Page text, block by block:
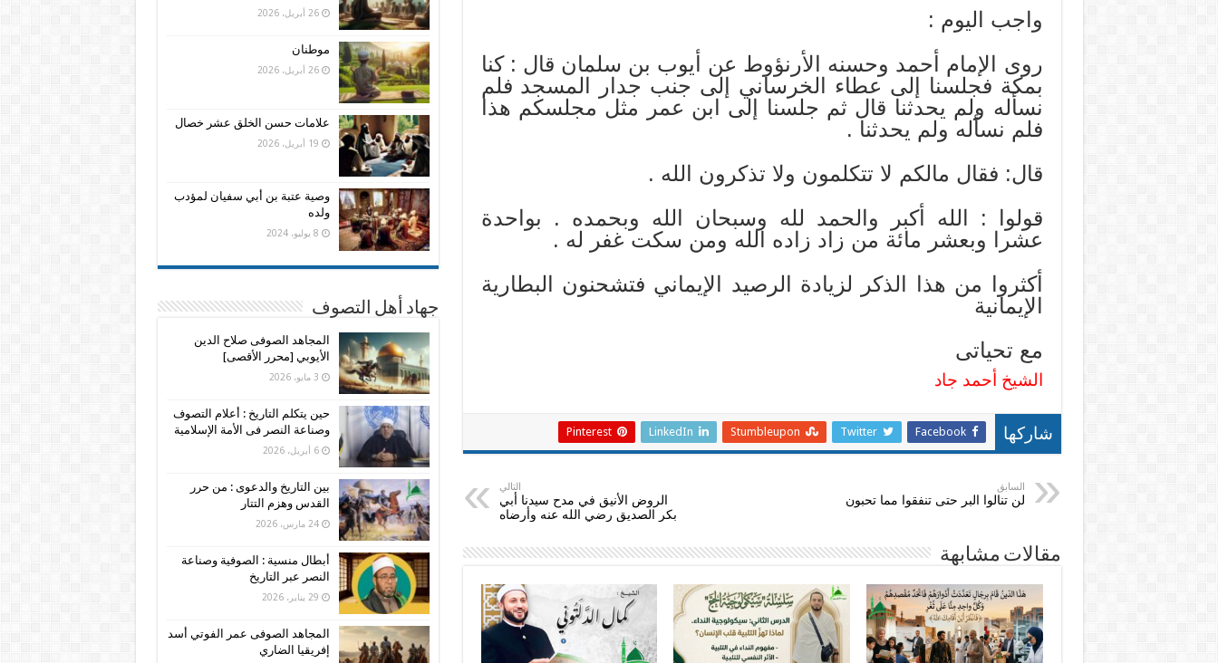
واجب اليوم :
روى الإمام أحمد وحسنه الأرنؤوط عن أيوب بن سلمان قال : كنا
بمكة فجلسنا إلى عطاء الخرساني إلى جنب جدار المسجد فلم
نسأله ولم يحدثنا قال ثم جلسنا إلى ابن عمر مثل مجلسكم هذا
فلم نسأله ولم يحدثنا .
قال: فقال مالكم لا تتكلمون ولا تذكرون الله .
قولوا : الله أكبر والحمد لله وسبحان الله وبحمده . بواحدة
عشرا وبعشر مائة من زاد زاده الله ومن سكت غفر له .
أكثروا من هذا الذكر لزيادة الرصيد الإيماني فتشحنون البطارية
الإيمانية
مع تحياتى
الشيخ أحمد جاد
شاركها Facebook
Twitter
Stumbleupon
LinkedIn
Pinterest
السابق
لن تنالوا البر حتى تنفقوا مما تحبون
التالي
الروض الأنيق في مدح سيدنا أبي
بكر الصديق رضي الله عنه وأرضاه
مقالات مشابهة
26 أبريل، 2026
موطنان
26 أبريل، 2026
علامات حسن الخلق عشر خصال
19 أبريل، 2026
وصية عتبة بن أبي سفيان لمؤدب
ولده
8 يوليو، 2024
جهاد أهل التصوف
المجاهد الصوفى صلاح الدين
الأيوبي [محرر الأقصى]
3 مايو، 2026
حين يتكلم التاريخ : أعلام التصوف
وصناعة النصر فى الأمة الإسلامية
6 أبريل، 2026
بين التاريخ والدعوى : من حرر
القدس وهزم التتار
24 مارس، 2026
أبطال منسية : الصوفية وصناعة
النصر عبر التاريخ
29 يناير، 2026
المجاهد الصوفى عمر الفوتي أسد
إفريقيا الضاري